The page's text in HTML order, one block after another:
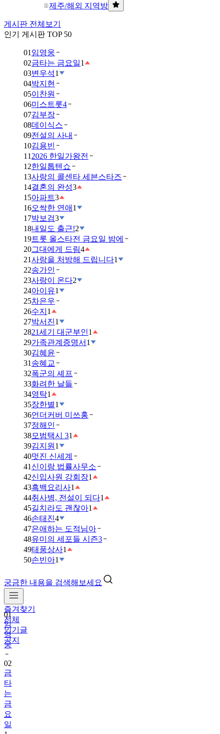
제주/해외 지역방
게시판 전체보기
인기 게시판 TOP 50
01 임영웅
02금타는 금요일1
03변우석1
04박지현
05이찬원
06미스트롯4
07김부장
08데이식스
09전설의 사내
10김용빈
11 2026 한일가왕전
12한일톱텐쇼
13사랑의 콜센타 세븐스타즈
14결혼의 완성3
15아파트3
16오싹한 연애 1
17박보검3
18내일도 출근!2
19트롯 올스타전 금요일 밤에
20그대에게 드림4
21사랑을 처방해 드립니다1
22송가인
23사랑이 온다2
24아이유1
25차은우
26수지 1
27박서진1
2821세기 대군부인1
29가족관계증명서 1
30김혜윤
31 송혜교
32폭군의 셰프
33화려한 날들
34영탁1
35장한별1
36언더커버 미쓰홍
37정해인
38모범택시 31
39김지원 1
40멋진 신세계
41 신이랑 법률사무소
42신입사원 강회장1
43흑백요리사1
44취사병, 전설이 되다1
45길치라도 괜찮아1
46손태진4
47은애하는 도적님아
48유미의 세포들 시즌3
49태풍상사1
50손빈아1
궁금한 내용을 검색해보세요
즐겨찾기
전체
인기글
공지
01
임
영
웅
02
금
타
는
금
요
일